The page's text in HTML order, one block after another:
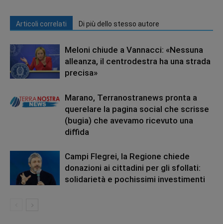
Articoli correlati Di più dello stesso autore
Meloni chiude a Vannacci: «Nessuna
alleanza, il centrodestra ha una strada
precisa»
Marano, Terranostranews pronta a
querelare la pagina social che scrisse
(bugia) che avevamo ricevuto una
diffida
Campi Flegrei, la Regione chiede
donazioni ai cittadini per gli sfollati:
solidarietà e pochissimi investimenti